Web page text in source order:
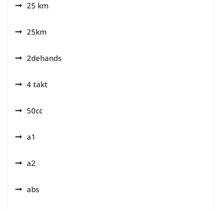
25 km
25km
2dehands
4 takt
50cc
a1
a2
abs